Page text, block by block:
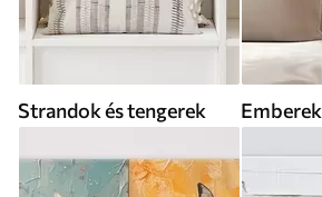
Strandok és tengerek Emberek